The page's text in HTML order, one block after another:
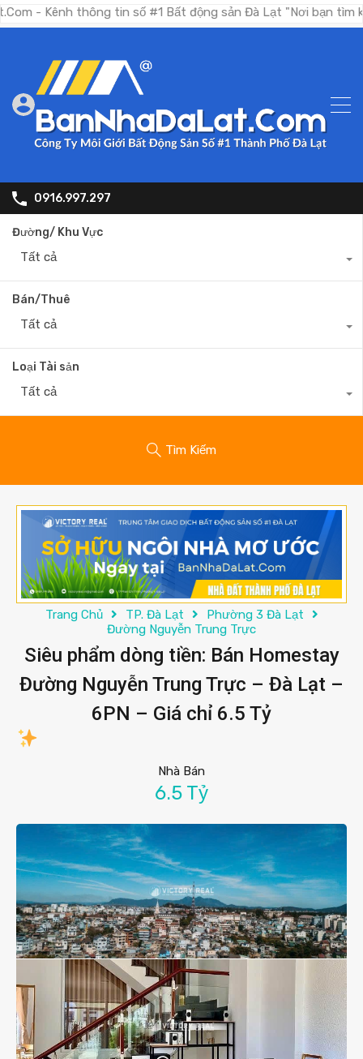
thông tin số #1 Bất động sản Đà Lạt "Nơi bạn tìm kiếm
0916.997.297
Đường/ Khu Vực
Tất cả
Bán/Thuê
Tất cả
Loại Tài sản
Tất cả
Tìm Kiếm
Trang Chủ TP. Đà Lạt
Phường 3 Đà Lạt
Đường Nguyễn Trung Trực
Siêu phẩm dòng tiền: Bán Homestay
Đường Nguyễn Trung Trực – Đà Lạt –
6PN – Giá chỉ 6.5 Tỷ
Nhà Bán
6.5 Tỷ